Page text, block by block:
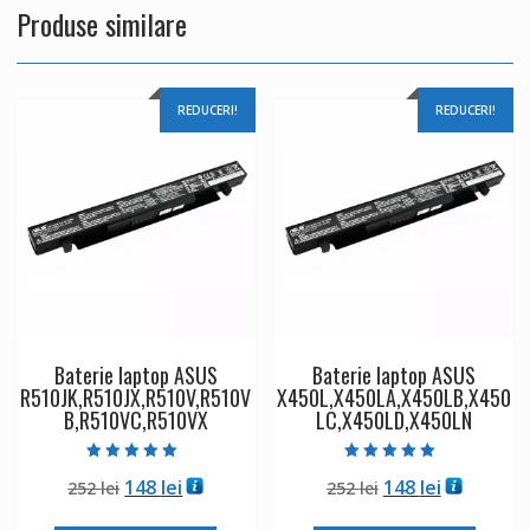
Produse similare
REDUCERI!
Baterie laptop ASUS
R510JK,R510JX,R510V,R510V
B,R510VC,R510VX
5.00
din 5
252lei Prețul
148 leiPrețul
REDUCERI!
Baterie laptop ASUS
X450L,X450LA,X450LB,X450
LC,X450LD,X450LN
5.00
din 5
252lei Prețul
148 leiPrețul